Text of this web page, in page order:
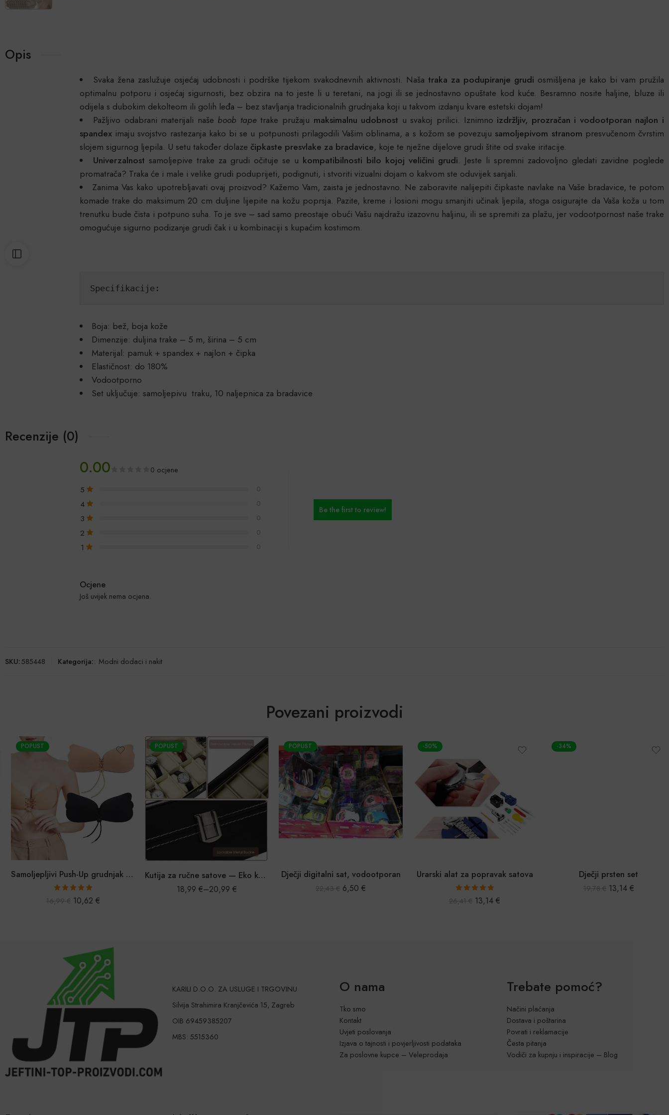
Opis
Svaka žena zaslužuje osjećaj udobnosti i podrške tijekom svakodnevnih aktivnosti. Naša traka za podupiranje grudi osmišljena je kako bi vam pružila
optimalnu potporu i osjećaj sigurnosti, bez obzira na to jeste li u teretani, na jogi ili se jednostavno opuštate kod kuće. Besramno nosite haljine, bluze ili
odijela s dubokim dekolteom ili golih leđa – bez stavljanja tradicionalnih grudnjaka koji u takvom izdanju kvare estetski dojam!
Pažljivo odabrani materijali naše boob tapetrake pružaju maksimalnu udobnost u svakoj prilici. Iznimno izdržljiv, prozračan i vodootporan najlon i
spandex imaju svojstvo rastezanja kako bi se u potpunosti prilagodili Vašim oblinama, a s kožom se povezuju samoljepivom stranom presvučenom čvrstim
slojem sigurnog ljepila. U setu također dolaze čipkaste presvlake za bradavice, koje te nježne dijelove grudi štite od svake iritacije.
Univerzalnost samoljepive trake za grudi očituje se u kompatibilnosti bilo kojoj veličini grudi. Jeste li spremni zadovoljno gledati zavidne poglede
promatrača? Traka će i male i velike grudi poduprijeti, podignuti, i stvoriti vizualni dojam o kakvom ste oduvijek sanjali.
Zanima Vas kako upotrebljavati ovaj proizvod? Kažemo Vam, zaista je jednostavno. Ne zaboravite nalijepiti čipkaste navlake na Vaše bradavice, te potom
komade trake do maksimum 20 cm duljine lijepite na kožu poprsja. Pazite, kreme i losioni mogu smanjiti učinak ljepila, stoga osigurajte da Vaša koža u tom
trenutku bude čista i potpuno suha. To je sve – sad samo preostaje obući Vašu najdražu izazovnu haljinu, ili se spremiti za plažu, jer vodootpornost naše trake
omogućuje sigurno podizanje grudi čak i u kombinaciji s kupaćim kostimom.
Specifikacije:
Boja: bež, boja kože
Dimenzije: duljina trake – 5 m, širina – 5 cm
Materijal: pamuk + spandex + najlon + čipka
Elastičnost: do 180%
Vodootporno
Set uključuje: samoljepivu traku, 10 naljepnica za bradavice
Recenzije (0)
0.00 0 ocjene
5 0
4 0
3 0
2 0
1 0
Be the first to review!
Ocjene
Još uvijek nema ocjena.
SKU:585448 Kategorija:: Modni dodaci i nakit
Povezani proizvodi
POPUST
Samoljepljivi Push-Up grudnjak bez naramenica
Ocijenjeno
5.00od 5
16,99€ 10,62€
POPUST
Kutija za ručne satove — Eko koža, organizer s 10 ili 12 pregrada
18,99€ –20,99€
POPUST
Dječji digitalni sat, vodootporan
22,43€ 6,50€
-50%
Urarski alat za popravak satova
Ocijenjeno
5.00od 5
26,41€ 13,14€
-34%
Dječji prsten set
19,78€ 13,14€
KARILI D.O.O. ZA USLUGE I TRGOVINU
Silvija Strahimira Kranjčevića 15, Zagreb
OIB 69459385207
MBS: 5515360
O nama
Tko smo
Kontakt
Uvjeti poslovanja
Izjava o tajnosti i povjerljivosti podataka
Za poslovne kupce – Veleprodaja
Trebate pomoć?
Načini plaćanja
Dostava i poštarina
Povrati i reklamacije
Česta pitanja
Vodiči za kupnju i inspiracije – Blog